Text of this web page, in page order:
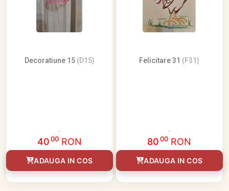
Decoratiune 15 (D15)
4000 RON
ADAUGA IN COS
Felicitare 31 (F31)
8000 RON
ADAUGA IN COS